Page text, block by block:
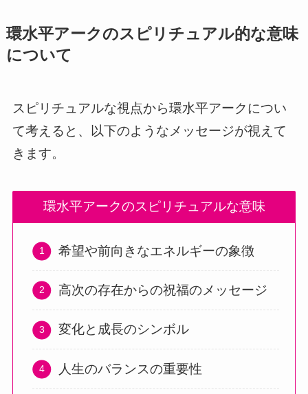
環水平アークのスピリチュアル的な意味
について
スピリチュアルな視点から環水平アークについ
て考えると、以下のようなメッセージが視えて
きます。
環水平アークのスピリチュアルな意味
希望や前向きなエネルギーの象徴
高次の存在からの祝福のメッセージ
変化と成長のシンボル
人生のバランスの重要性